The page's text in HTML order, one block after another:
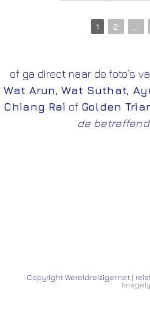
1 2
of ga direct naar de foto’s
Wat Arun,Wat Suthat,
Chiang Rai of Golden
de
Copyright Wereldreiziger.net |
Imagely